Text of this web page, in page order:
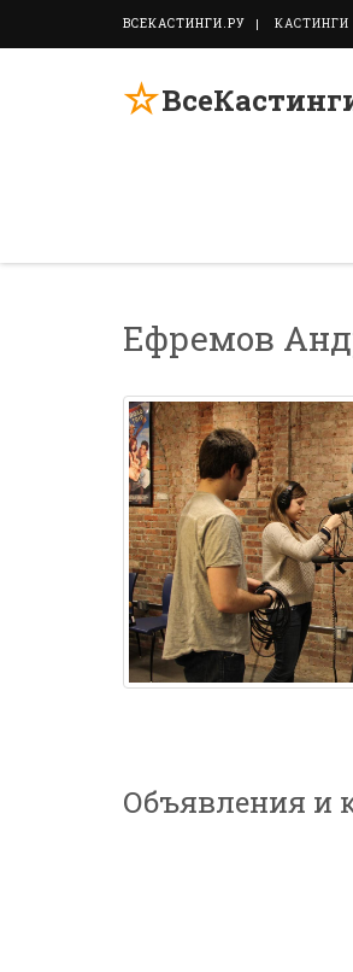
ВСЕКАСТИНГИ.РУ КАСТИНГИ
☆
Ефремов
Объявления и